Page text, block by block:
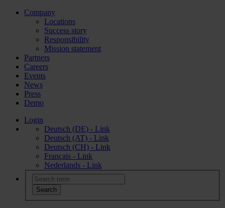
Company
Locations
Success story
Responsibility
Mission statement
Partners
Careers
Events
News
Press
Demo
Login
Deutsch (DE) - Link
Deutsch (AT) - Link
Deutsch (CH) - Link
Français - Link
Nederlands - Link